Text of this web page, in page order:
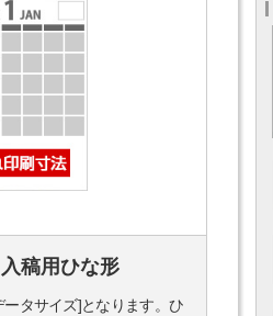
稿用ひな形
タサイズ]となります。ひ